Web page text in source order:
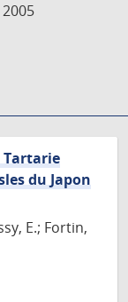
Tartarie
du Japon
E.; Fortin,